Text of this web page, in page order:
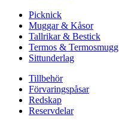
Picknick
Muggar & Kåsor
Tallrikar & Bestick
Termos & Termosmugg
Sittunderlag
Tillbehör
Förvaringspåsar
Redskap
Reservdelar